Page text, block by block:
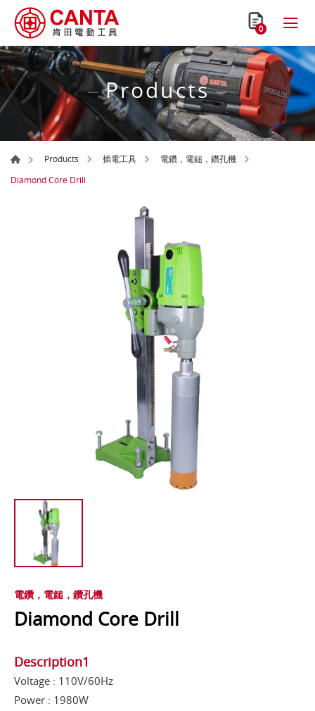
0
Products
Products 插電工具
電鑽，電鎚，鑽孔機
Diamond Core Drill
電鑽，電鎚，鑽孔機
Diamond Core Drill
Description1
Voltage : 110V/60Hz
Power : 1980W